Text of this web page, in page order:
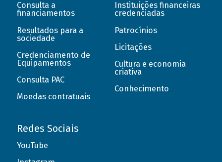
Consulta a
financiamentos
Resultados para a
sociedade
Credenciamento de
Equipamentos
Consulta PAC
Moedas contratuais
Instituições financeiras
credenciadas
Patrocínios
Licitações
Cultura e economia
criativa
Conhecimento
Redes Sociais
YouTube